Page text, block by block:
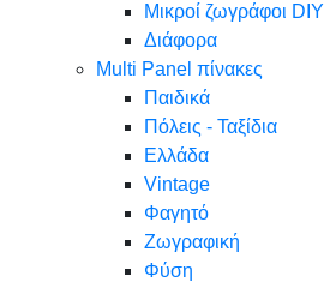
Μικροί ζωγράφοι DIY
Διάφορα
Multi Panel πίνακες
Παιδικά
Πόλεις - Ταξίδια
Ελλάδα
Vintage
Φαγητό
Ζωγραφική
Φύση